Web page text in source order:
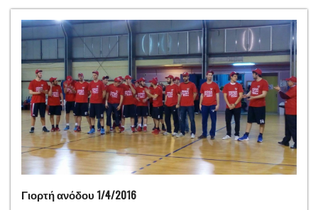
Γιορτή ανόδου 1/4/2016